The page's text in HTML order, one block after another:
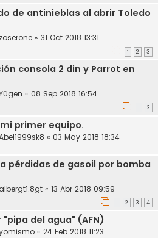
de antinieblas al abrir Toledo
zoserone « 31 Oct 2018 13:31
1 2 3
consola 2 din y Parrot en
« 08 Sep 2018 16:54
1 2
primer equipo.
« 03 May 2018 18:34
a pérdidas de gasoil por bomba
« 13 Abr 2018 09:59
1 2 3 4
"pipa del agua" (AFN)
« 24 Feb 2018 11:23